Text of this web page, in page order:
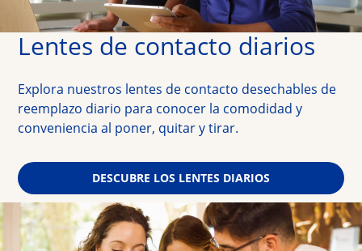
Lentes de contacto diarios
Explora nuestros lentes de contacto desechables de
reemplazo diario para conocer la comodidad y
conveniencia al poner, quitar y tirar.
DESCUBRE LOS LENTES DIARIOS